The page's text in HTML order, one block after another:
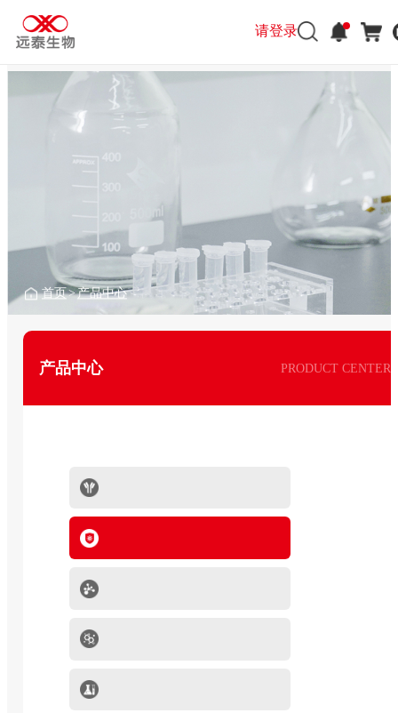
请登录
产品中心 PRODUCT CENTER
首页>产品中心
抗体系列